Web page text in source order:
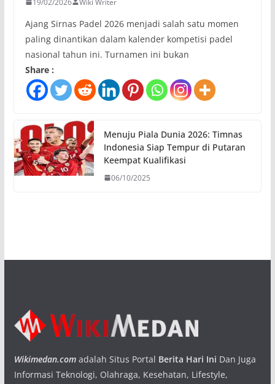
Ajang Sirnas Padel 2026 menjadi salah satu momen
paling dinantikan dalam kalender kompetisi padel
nasional tahun ini. Turnamen ini bukan
Share :
Menuju Piala Dunia 2026: Timnas
Indonesia Siap Tempur di Putaran
Keempat Kualifikasi
06/10/2025
Wikimedan.comadalah Situs Portal Berita Hari Ini Dan Juga
Informasi Teknologi, Olahraga, Kesehatan, Lifestyle,